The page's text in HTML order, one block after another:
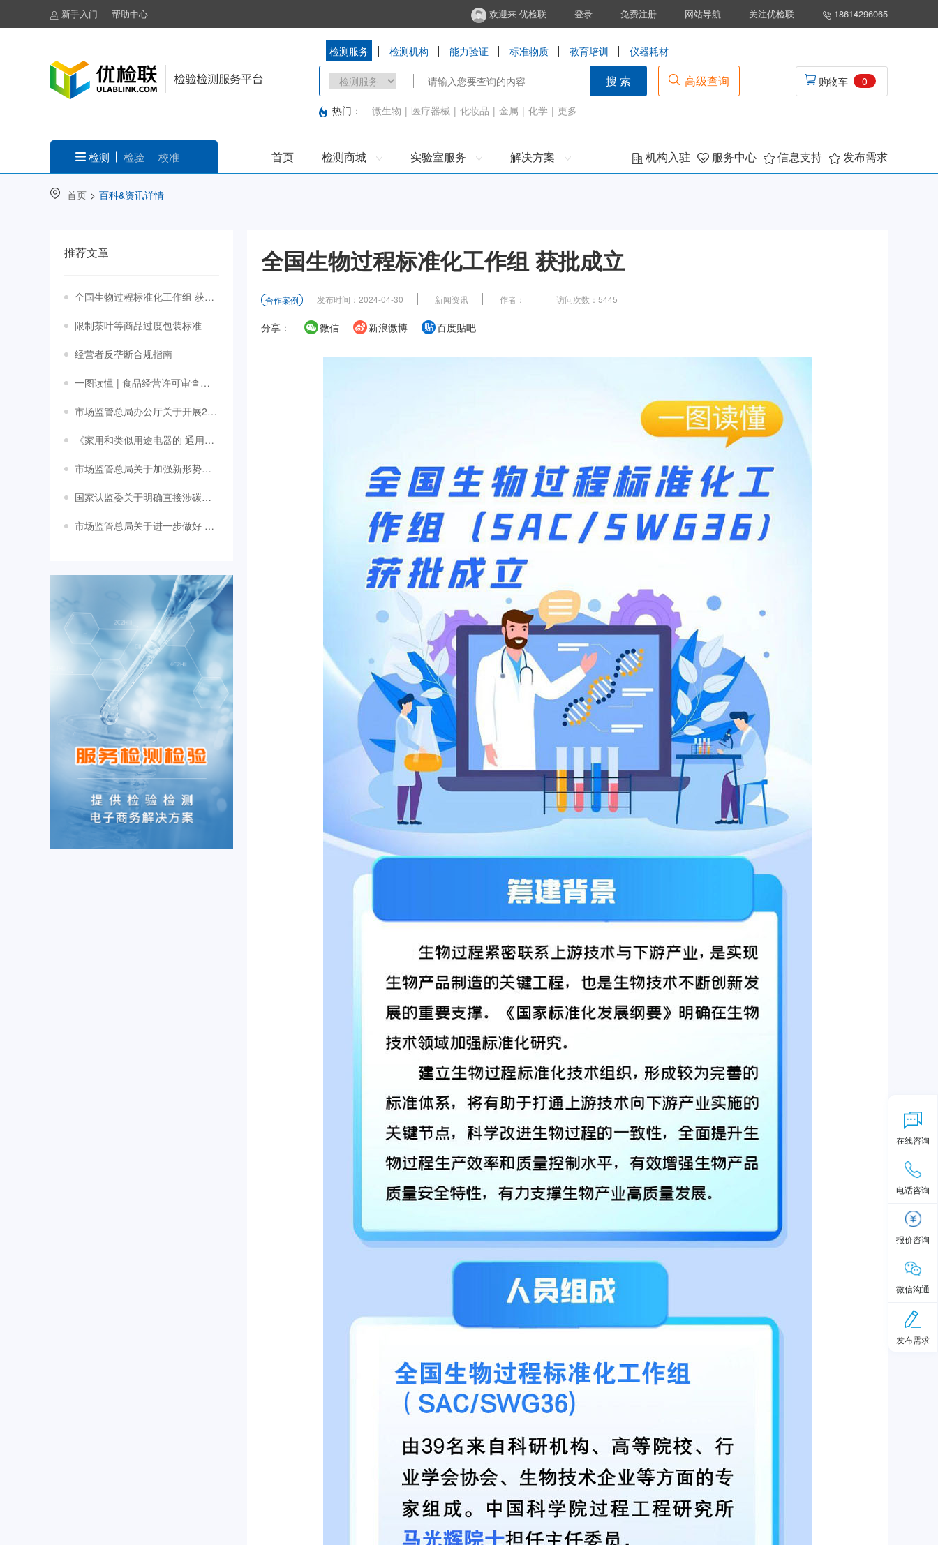
新手入门 帮助中心 欢迎来 优检联 登录 免费注册 网站导航 关注优检联 18614296065
检测服务 检测机构 能力验证 标准物质 教育培训 仪器耗材
搜 索 高级查询
热门： 微生物 | 医疗器械 | 化妆品 | 金属 | 化学 | 更多
购物车 0
检测 检验 校准 首页 检测商城 实验室服务 解决方案 机构入驻 服务中心 信息支持 发布需求
首页 > 百科&资讯详情
推荐文章
全国生物过程标准化工作组 获批成立
限制茶叶等商品过度包装标准
经营者反垄断合规指南
一图读懂 | 食品经营许可审查通则
市场监管总局办公厅关于开展2024年国家级检验检测机构能力验证工作的通知
《家用和类似用途电器的 通用图形标志》国家标准
市场监管总局关于加强新形势下 产品质量安全风险监控工作的意见
国家认监委关于明确直接涉碳类 认证规则备案要求的通知
市场监管总局关于进一步做好 《电梯监督检验和定期检验规则》 《电梯自行检测规则》实施工作的通知
全国生物过程标准化工作组 获批成立
合作案例 发布时间：2024-04-30 新闻资讯 作者： 访问次数：5445
分享： 微信 新浪微博 百度贴吧
在线咨询
电话咨询
报价咨询
微信沟通
发布需求